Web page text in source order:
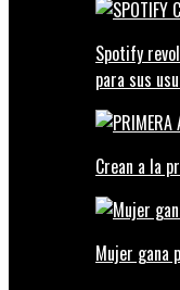
Spotify
para sus
Crean a la
Mujer gana